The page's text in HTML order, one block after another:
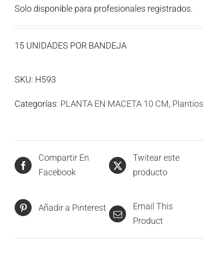
Solo disponible para profesionales registrados.
15 UNIDADES POR BANDEJA
SKU: H593
Categorías: PLANTA EN MACETA 10 CM, Plantíos
Compartir En
Facebook
Twitear este
producto
Añadir a Pinterest
Email This
Product